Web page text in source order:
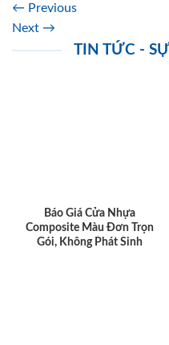
← Previous
Next →
TIN TỨC -
Báo Giá Cửa Nhựa
Composite Màu Đơn Trọn
Gói, Không Phát Sinh